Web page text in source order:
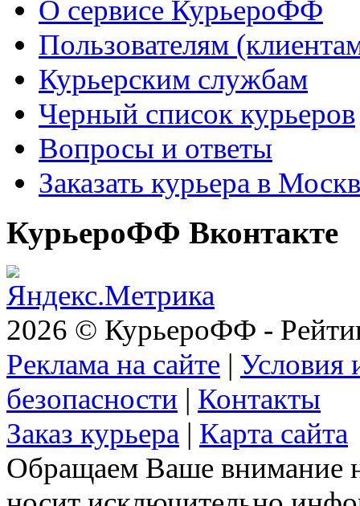
О сервисе КурьероФФ
Пользователям
Курьерским службам
Черный список курьеров
Вопросы и ответы
Заказать курьера в
КурьероФФ Вконтакте
2026 © КурьероФФ -
Реклама на сайте | Условия
безопасности | Контакты
Заказ курьера | Карта сайта
Обращаем Ваше внимание